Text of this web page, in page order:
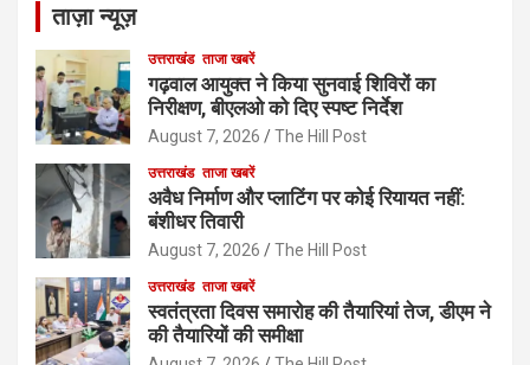
ताज़ा न्यूज़
उत्तराखंड ताजा खबरें
गढ़वाल आयुक्त ने किया सुनवाई शिविरों का
निरीक्षण, बीएलओ को दिए स्पष्ट निर्देश
August 7, 2026 The Hill Post
उत्तराखंड ताजा खबरें
अवैध निर्माण और प्लाटिंग पर कोई रियायत नहीं:
बंशीधर तिवारी
August 7, 2026 The Hill Post
उत्तराखंड ताजा खबरें
स्वतंत्रता दिवस समारोह की तैयारियां तेज, डीएम ने
की तैयारियों की समीक्षा